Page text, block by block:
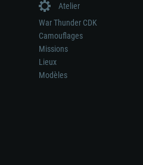
Atelier
War Thunder CDK
Camouflages
Missions
Lieux
Modèles